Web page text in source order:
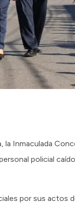
Inmaculada
policial
por sus actos